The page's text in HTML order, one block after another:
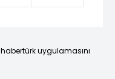
uygulamasını